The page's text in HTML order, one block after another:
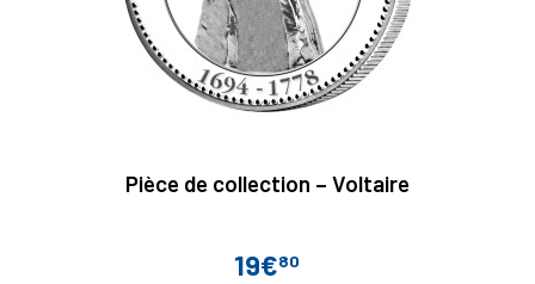
Pièce de collection – Voltaire
Prix
19€80